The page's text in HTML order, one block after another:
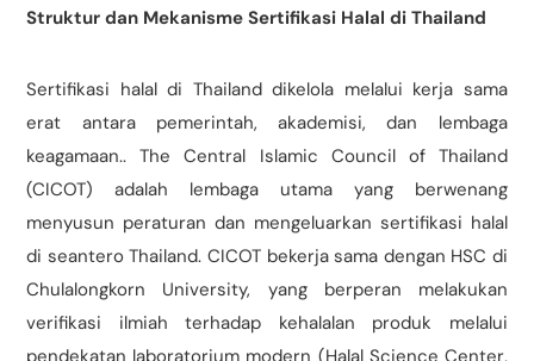
Struktur dan Mekanisme Sertifikasi Halal di Thailand
Sertifikasi halal di Thailand dikelola melalui kerja sama
erat antara pemerintah, akademisi, dan lembaga
keagamaan.. The Central Islamic Council of Thailand
(CICOT) adalah lembaga utama yang berwenang
menyusun peraturan dan mengeluarkan sertifikasi halal
di seantero Thailand. CICOT bekerja sama dengan HSC di
Chulalongkorn University, yang berperan melakukan
verifikasi ilmiah terhadap kehalalan produk melalui